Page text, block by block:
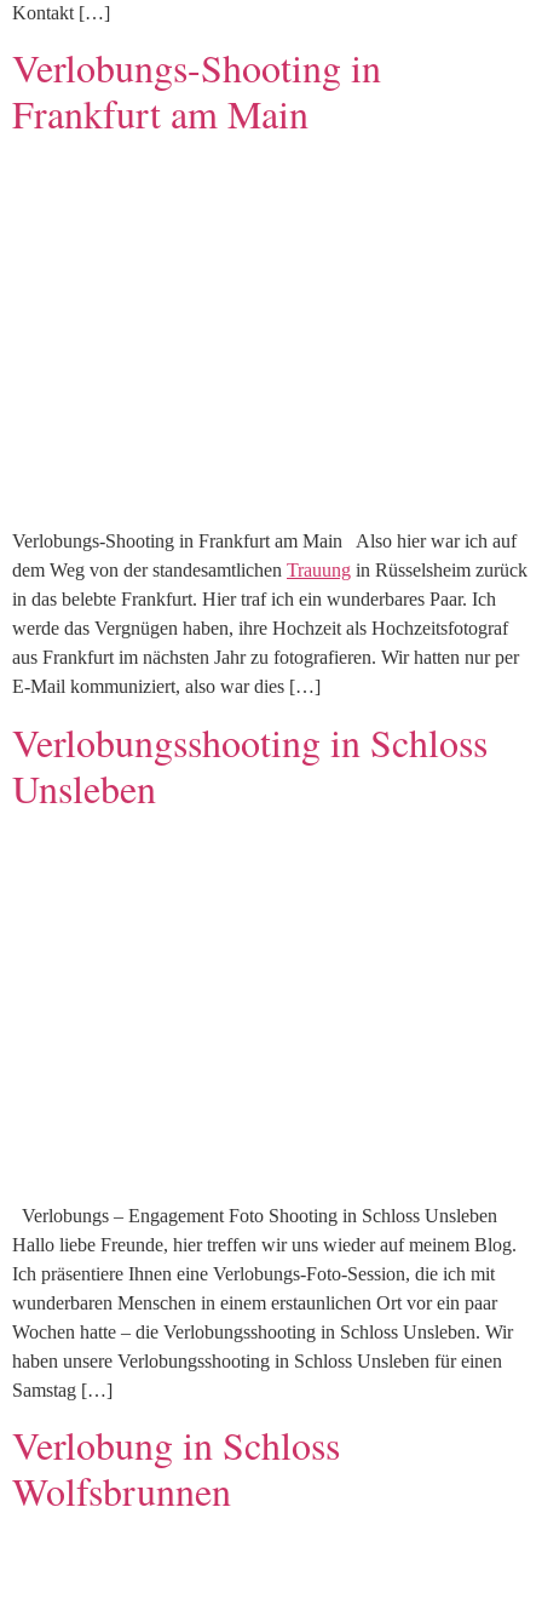
Kontakt […]
Verlobungs-Shooting in
Frankfurt am Main
Verlobungs-Shooting in Frankfurt am Main Also hier war ich auf
dem Weg von der standesamtlichen Trauung in Rüsselsheim zurück
in das belebte Frankfurt. Hier traf ich ein wunderbares Paar. Ich
werde das Vergnügen haben, ihre Hochzeit als Hochzeitsfotograf
aus Frankfurt im nächsten Jahr zu fotografieren. Wir hatten nur per
E-Mail kommuniziert, also war dies […]
Verlobungsshooting in Schloss
Unsleben
Verlobungs – Engagement Foto Shooting in Schloss Unsleben
Hallo liebe Freunde, hier treffen wir uns wieder auf meinem Blog.
Ich präsentiere Ihnen eine Verlobungs-Foto-Session, die ich mit
wunderbaren Menschen in einem erstaunlichen Ort vor ein paar
Wochen hatte – die Verlobungsshooting in Schloss Unsleben. Wir
haben unsere Verlobungsshooting in Schloss Unsleben für einen
Samstag […]
Verlobung in Schloss
Wolfsbrunnen